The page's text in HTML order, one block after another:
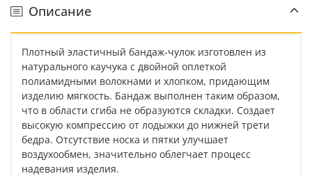
Описание
Плотный эластичный бандаж-чулок изготовлен из
натурального каучука с двойной оплеткой
полиамидными волокнами и хлопком, придающим
изделию мягкость. Бандаж выполнен таким образом,
что в области сгиба не образуются складки. Создает
высокую компрессию от лодыжки до нижней трети
бедра. Отсутствие носка и пятки улучшает
воздухообмен, значительно облегчает процесс
надевания изделия.